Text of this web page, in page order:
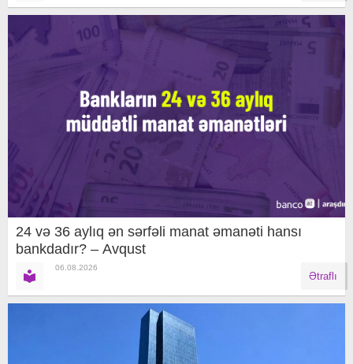
24 və 36 aylıq ən sərfəli manat əmanəti hansı
bankdadır? – Avqust
06.08.2026
Ətraflı